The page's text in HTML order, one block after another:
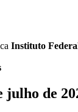
Instituto
julho de